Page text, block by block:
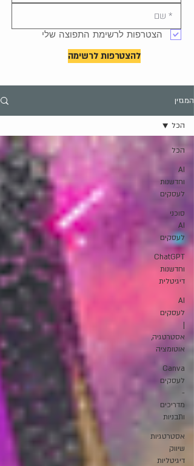
הצטרפות לרשימת התפוצה שלי
להצטרפות לרשימה
המגזין
הכל
AI
וחדשנות
לעסקים
סוכני
AI
לעסקים
ChatGPT
וחדשנות
דיגיטלית
AI
לעסקים
|
אסטרטגיה,
אוטומציה
Canva
לעסקים
-
מדריכים
ותבניות
אסטרטגיות
שיווק
דיגיטליות
הכל